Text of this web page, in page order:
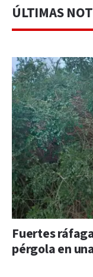
ÚLTIMAS
Fuertes
pérgola en